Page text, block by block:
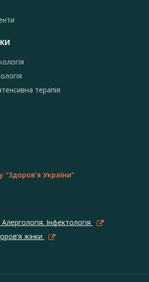
терапія
України”
Алергологія. Інфектологія
жінки